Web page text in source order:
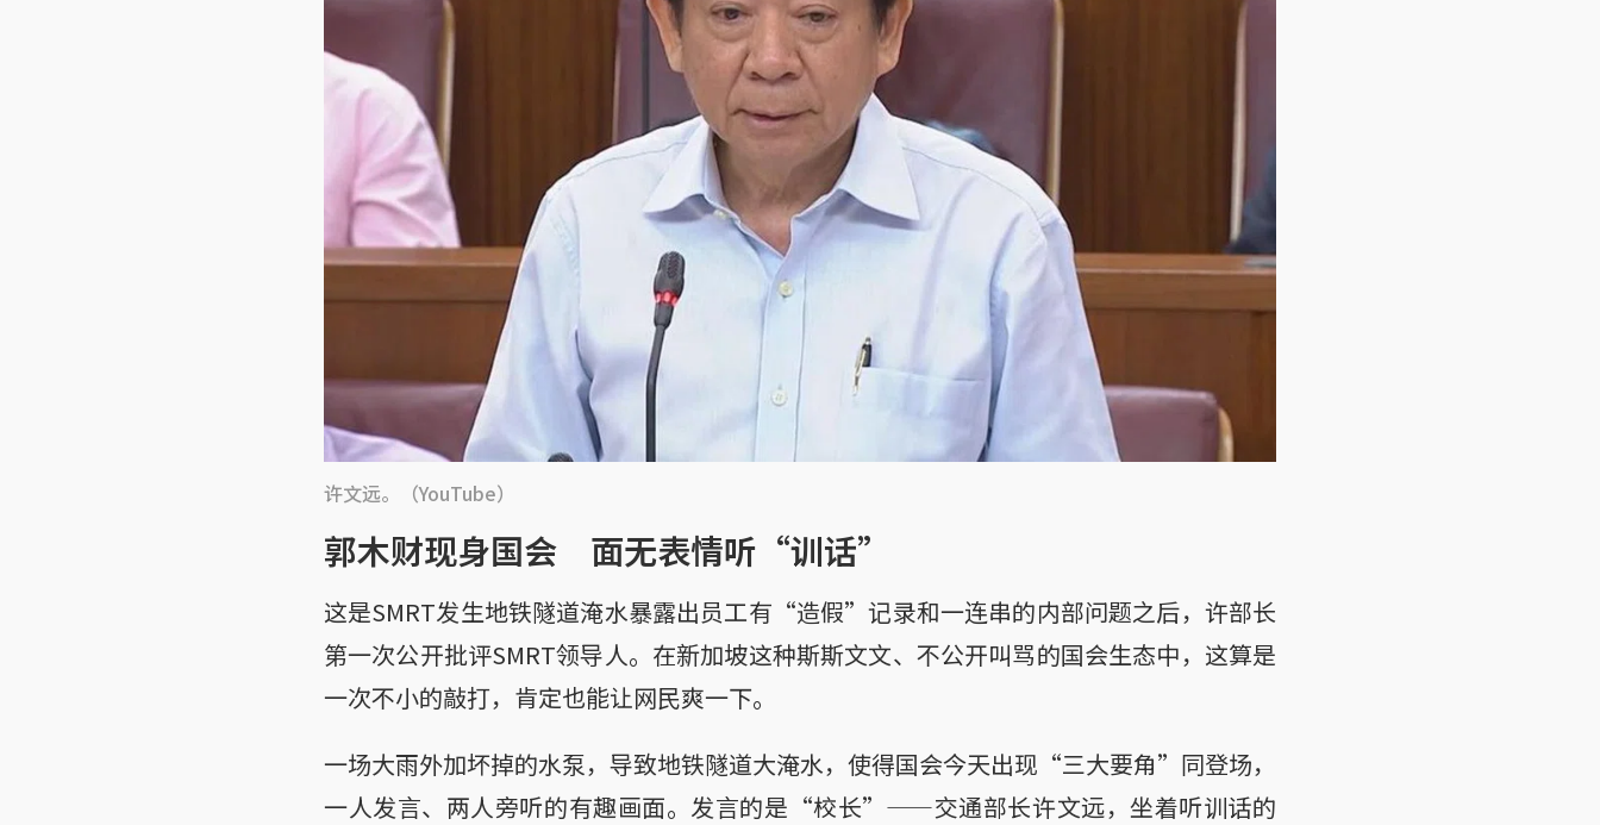
许文远。（YouTube）
郭木财现身国会 面无表情听“训话”
这是SMRT发生地铁隧道淹水暴露出员工有“造假”记录和一连串的内部问题之后，许部长
第一次公开批评SMRT领导人。在新加坡这种斯斯文文、不公开叫骂的国会生态中，这算是
一次不小的敲打，肯定也能让网民爽一下。
一场大雨外加坏掉的水泵，导致地铁隧道大淹水，使得国会今天出现“三大要角”同登场，
一人发言、两人旁听的有趣画面。发言的是“校长”——交通部长许文远，坐着听训话的